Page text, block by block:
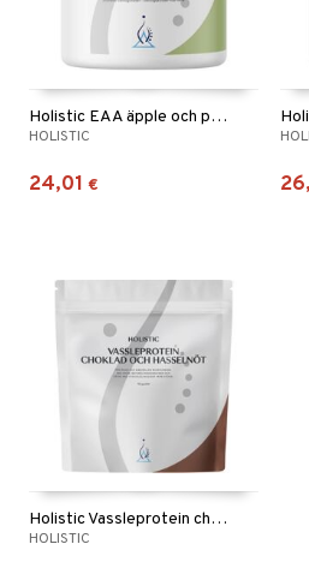
Holistic EAA äpple och päron
HOLISTIC
24,01 €
Holistic Vassleprotein choklad och hasselnöt
HOLISTIC